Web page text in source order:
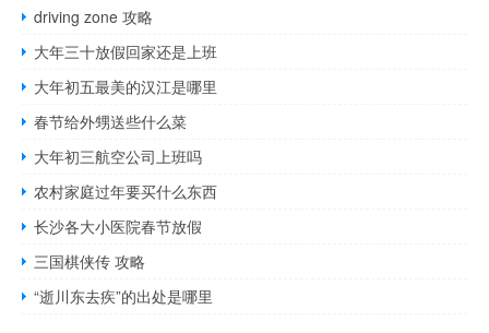
driving zone 攻略
大年三十放假回家还是上班
大年初五最美的汉江是哪里
春节给外甥送些什么菜
大年初三航空公司上班吗
农村家庭过年要买什么东西
长沙各大小医院春节放假
三国棋侠传 攻略
“逝川东去疾”的出处是哪里